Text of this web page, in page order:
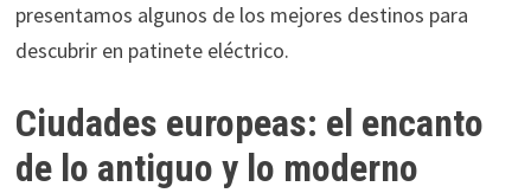
presentamos algunos de los mejores destinos para
descubrir en patinete eléctrico.
Ciudades europeas: el encanto
de lo antiguo y lo moderno